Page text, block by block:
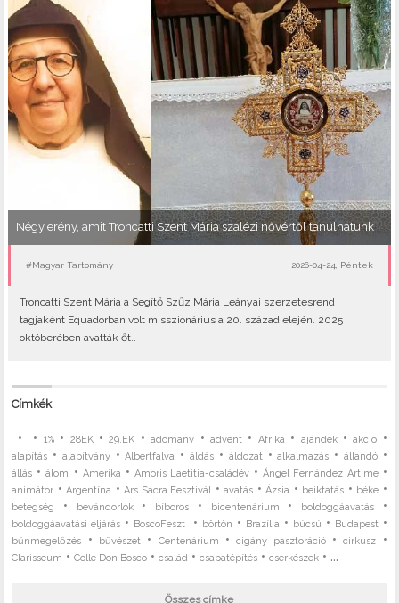
Négy erény, amit Troncatti Szent Mária szalézi nővértől tanulhatunk
#Magyar Tartomány 2026-04-24, Péntek
Troncatti Szent Mária a Segítő Szűz Mária Leányai szerzetesrend
tagjaként Equadorban volt misszionárius a 20. század elején. 2025
októberében avatták őt..
Címkék
• • 1%• 28EK•29.EK •adomány •advent • Afrika • ajándék•akció •
alapítás • alapítvány•Albertfalva •áldás • áldozat•alkalmazás • állandó•
állás •álom • Amerika • Amoris Laetitia-családév •Ángel Fernández Artime•
animátor •Argentína •Ars Sacra Fesztivál •avatás •Ázsia • beiktatás • béke •
betegség • bevándorlók• bíboros • bicentenárium • boldoggáavatás•
boldoggáavatási eljárás • BoscoFeszt • börtön • Brazília • búcsú • Budapest•
bűnmegelőzés • bűvészet• Centenárium •cigány pasztoráció•cirkusz •
Clarisseum •Colle Don Bosco •család •csapatépítés •cserkészek • ...
Összes címke